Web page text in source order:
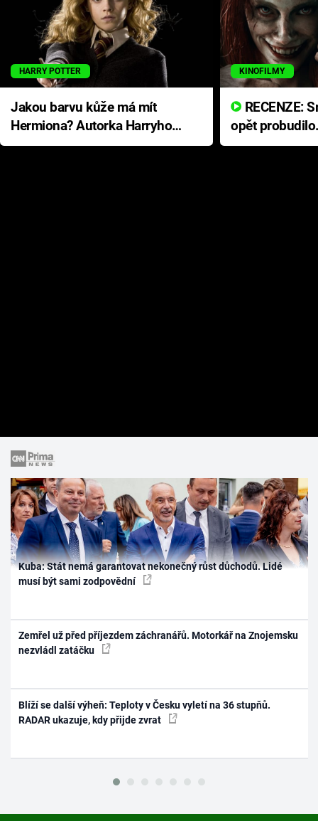
HARRY POTTER
Jakou barvu kůže má mít
Hermiona? Autorka Harryho
Pottera přišla s ráznou
KINOFILMY
opět
přichází s
Kuba: Stát nemá garantovat nekonečný růst důchodů. Lidé
musí být sami zodpovědní
Zemřel už před příjezdem záchranářů. Motorkář na Znojemsku
nezvládl zatáčku
Blíží se další výheň: Teploty v Česku vyletí na 36 stupňů.
RADAR ukazuje, kdy přijde zvrat